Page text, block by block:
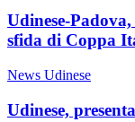
Udinese-
sfida di Coppa
News Udinese
Udinese,